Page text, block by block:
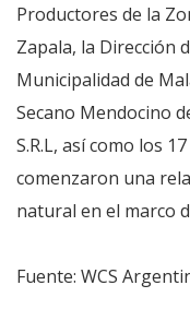
Productores de la
Zapala, la Dirección
Municipalidad de
Secano Mendocino
S.R.L, así como los
comenzaron una
natural en el marco
Fuente: WCS